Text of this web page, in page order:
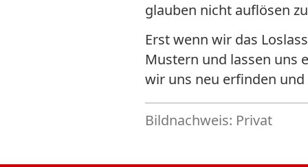
glauben nicht auflösen
Erst wenn wir das
Mustern und lassen uns
wir uns neu erfinden
Bildnachweis: Privat